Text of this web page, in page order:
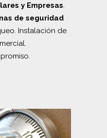
y Empresas.
de seguridad
Instalación de